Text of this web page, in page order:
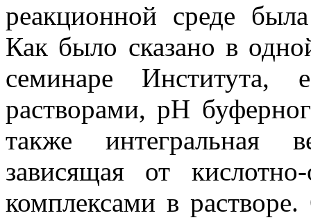
реакционной среде
Как было сказано в
семинаре Института,
растворами, рН
также интегральная
зависящая от
комплексами в